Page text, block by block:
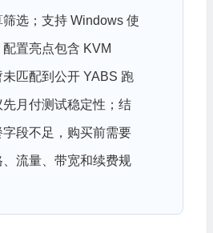
筛选；支持 Windows 使
配置亮点包含 KVM
未匹配到公开 YABS 跑
月付测试稳定性；结
段不足，购买前需要
流量、带宽和续费规